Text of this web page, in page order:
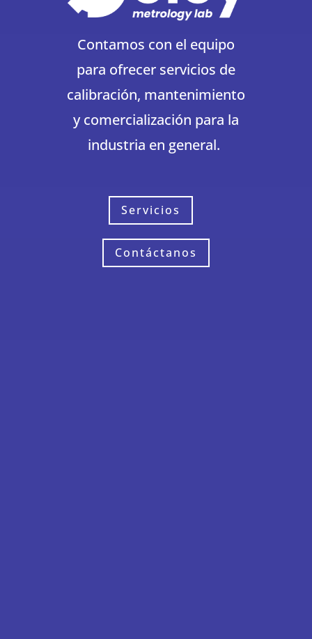
Contamos con el equipo
para ofrecer servicios de
calibración, mantenimiento
y comercialización para la
industria en general.
Servicios
Contáctanos